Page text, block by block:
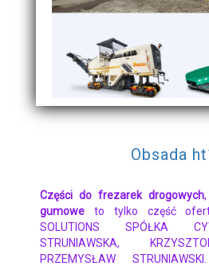
Obsada
Części do frezarek drogowych,
gumowe to tylko część
SOLUTIONS SPÓŁKA
STRUNIAWSKA,
PRZEMYSŁAW